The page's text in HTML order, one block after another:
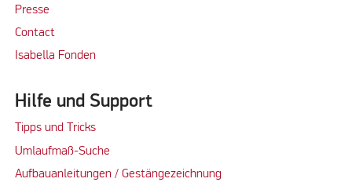
Presse
Contact
Isabella Fonden
Hilfe und Support
Tipps und Tricks
Umlaufmaß-Suche
Aufbauanleitungen / Gestängezeichnung